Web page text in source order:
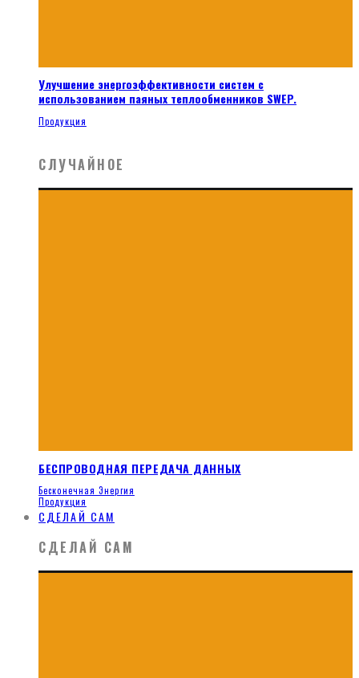
Улучшение энергоэффективности систем с
использованием паяных теплообменников SWEP.
Продукция
СЛУЧАЙНОЕ
БЕСПРОВОДНАЯ ПЕРЕДАЧА ДАННЫХ
Бесконечная Энергия
Продукция
СДЕЛАЙ САМ
СДЕЛАЙ САМ